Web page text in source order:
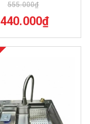
555.000₫
440.000₫